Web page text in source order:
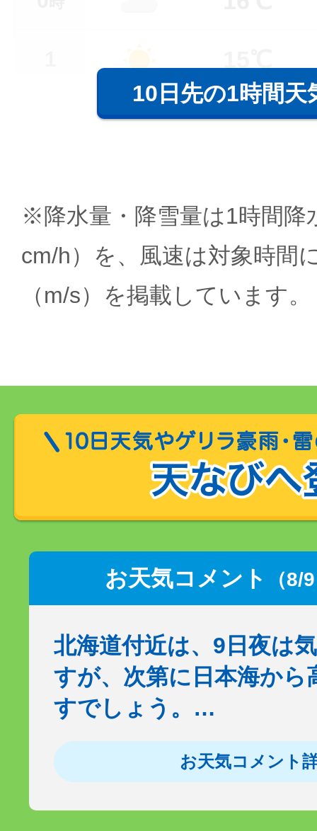
10日先の1時間天
※降水量・降雪量は1時間降
cm/h）を、風速は対象時間
（m/s）を掲載しています。
お天気コメント （8/
北海道付近は、9日夜は
すが、次第に日本海から
すでしょう。…
お天気コメント